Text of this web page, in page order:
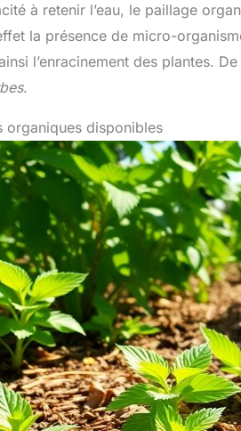
à retenir l’eau, le paillage
la présence de micro-
l’enracinement des plantes. De
.
organiques disponibles